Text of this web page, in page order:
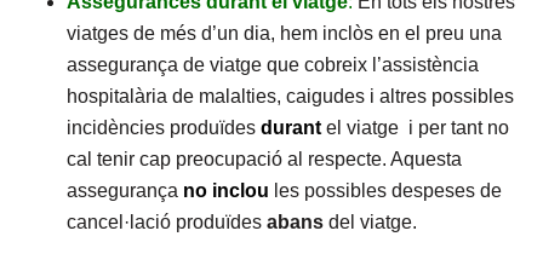
viatges de més d’un dia, hem inclòs en el preu una
assegurança de viatge que cobreix l’assistència
hospitalària de malalties, caigudes i altres possibles
incidències produïdes durant el viatge i per tant no
cal tenir cap preocupació al respecte. Aquesta
assegurança no inclou les possibles despeses de
cancel·lació produïdes abans del viatge.